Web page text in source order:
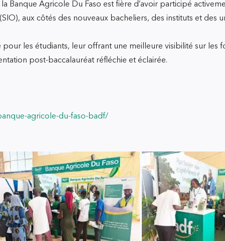
Banque Agricole Du Faso est fière d’avoir participé
aux côtés des nouveaux bacheliers, des instituts et des
les étudiants, leur offrant une meilleure visibilité sur les
post-baccalauréat réfléchie et éclairée.
agricole-du-faso-badf/